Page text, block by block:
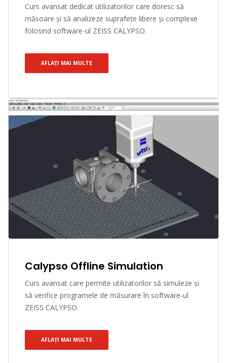
Curs avansat dedicat utilizatorilor care doresc să
măsoare și să analizeze suprafețe libere și complexe
folosind software-ul ZEISS CALYPSO.
AFLAȚI MAI MULTE
Calypso Offline Simulation
Curs avansat care permite utilizatorilor să simuleze și
să verifice programele de măsurare în software-ul
ZEISS CALYPSO.
AFLAȚI MAI MULTE